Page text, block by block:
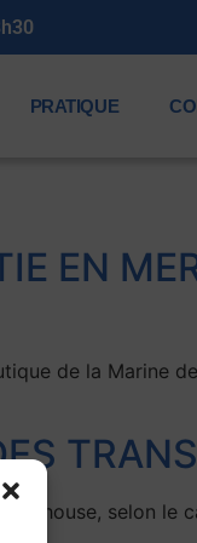
PRATIQUE
EN
de la Marine
house, selon le